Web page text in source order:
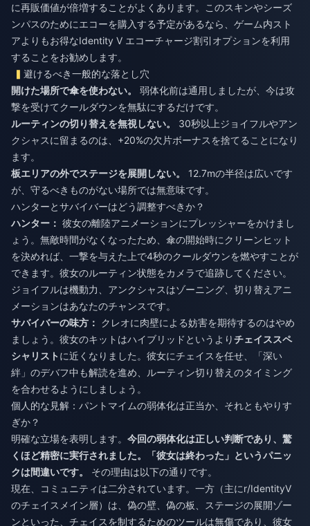
に再販価値が倍増することがよくあります。このスキンやシーズ
ンパスのためにエコーを購入する予定があるなら、ゲーム内スト
アよりもお得なIdentity V エコーチャージ割引 オプションを利用
することをお勧めします。
避けるべき一般的な落とし穴
開けた場所で傘を使わない。
弱体化前は通用しましたが、今は攻
撃を受けてクールダウンを無駄にするだけです。
ルーティンの切り替えを無視しない。
30秒以上ジョイフルやアン
クシャスに留まるのは、+20%の欠片ボーナスを捨てることになり
ます。
板エリアの外でステージを展開しない。
12.7mの半径は広いです
が、守るべきものがない場所では無意味です。
ハンターとサバイバーはどう調整すべきか？
ハンター： 彼女の離陸アニメーションにプレッシャーをかけまし
ょう。無敵時間がなくなったため、傘の開始時にクリーンヒット
を決めれば、一撃を与えた上で4秒のクールダウンを燃やすことが
できます。彼女のルーティン状態をカメラで追跡してください。
ジョイフルは機動力、アンクシャスはゾーニング、切り替えアニ
メーションはあなたのチャンスです。
サバイバーの味方： クレオに肉壁による妨害を期待するのはやめ
ましょう。彼女のキットはハイブリッドというよりチェイススペ
シャリストに近くなりました。彼女にチェイスを任せ、「深い
絆」のデバフ中も解読を進め、ルーティン切り替えのタイミング
を合わせるようにしましょう。
個人的な見解：パントマイムの弱体化は正当か、それともやりす
ぎか？
明確な立場を表明します。 今回の弱体化は正しい判断であり、驚
くほど精密に実行されました。「彼女は終わった」というパニッ
クは間違いです。
その理由は以下の通りです。
現在、コミュニティは二分されています。一方（主にr/IdentityV
のチェイスメイン層）は、偽の壁、偽の板、ステージの展開ゾー
ンといった、チェイスを制するためのツールは無傷であり、彼女